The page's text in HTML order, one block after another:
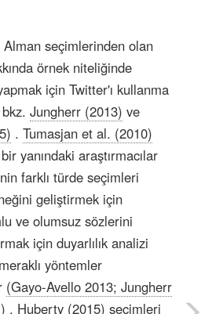
seçimlerinden olan
örnek niteliğinde
için Twitter'ı kullanma
Jungherr (2013) ve
. Tumasjan et al. (2010)
yanındaki araştırmacılar
farklı türde seçimleri
geliştirmek için
ve olumsuz sözlerini
için duyarlılık analizi
yöntemler
(Gayo-Avello 2013; Jungherr
. Huberty (2015) seçimleri